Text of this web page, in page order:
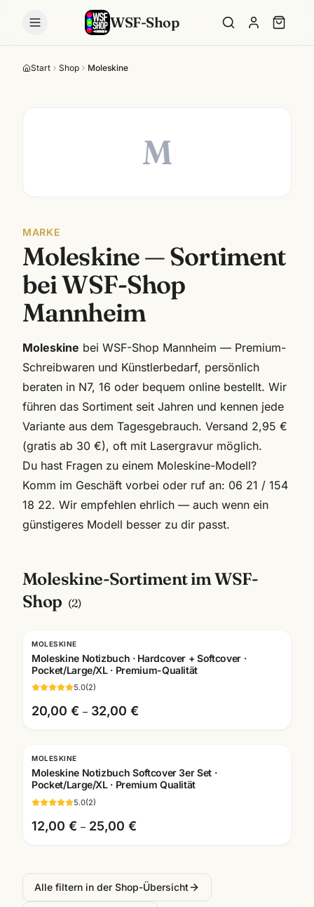
WSF-Shop
Start Shop Moleskine
M
MARKE
Moleskine— Sortiment
bei WSF-Shop
Mannheim
Moleskine bei WSF-Shop Mannheim — Premium-
Schreibwaren und Künstlerbedarf, persönlich
beraten in N7, 16 oder bequem online bestellt. Wir
führen das Sortiment seit Jahren und kennen jede
Variante aus dem Tagesgebrauch. Versand 2,95 €
(gratis ab 30 €), oft mit Lasergravur möglich.
Du hast Fragen zu einem Moleskine-Modell?
Komm im Geschäft vorbei oder ruf an: 06 21 / 154
18 22. Wir empfehlen ehrlich — auch wenn ein
günstigeres Modell besser zu dir passt.
Moleskine-Sortiment im WSF-
Shop (2)
MOLESKINE
Moleskine Notizbuch · Hardcover + Softcover ·
Pocket/Large/XL · Premium-Qualität
5.0(2)
20,00 € – 32,00 €
MOLESKINE
Moleskine Notizbuch Softcover 3er Set ·
Pocket/Large/XL · Premium Qualität
5.0(2)
12,00 € – 25,00 €
Alle filtern in der Shop-Übersicht